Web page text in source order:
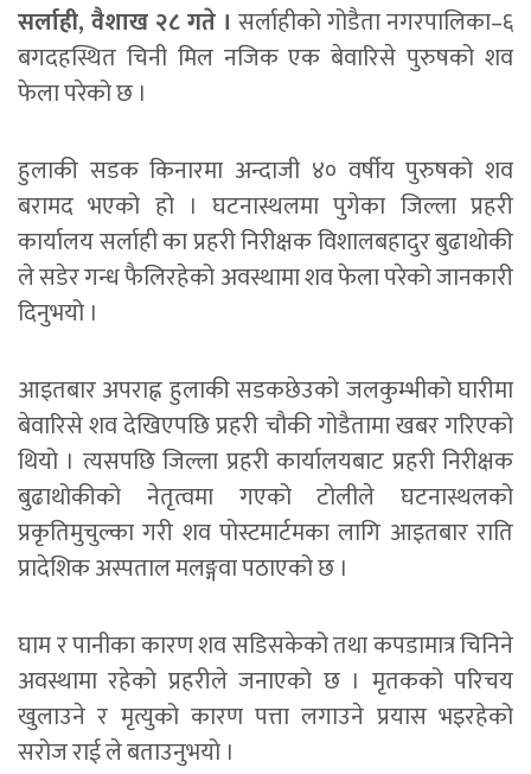
सर्लाही, वैशाख २८ गते । सर्लाहीको गोडैता नगरपालिका–६
बगदहस्थित चिनी मिल नजिक एक बेवारिसे पुरुषको शव
फेला परेको छ ।
हुलाकी सडक किनारमा अन्दाजी ४० वर्षीय पुरुषको शव
बरामद भएको हो । घटनास्थलमा पुगेका जिल्ला प्रहरी
कार्यालय सर्लाही का प्रहरी निरीक्षक विशालबहादुर बुढाथोकी
ले सडेर गन्ध फैलिरहेको अवस्थामा शव फेला परेको जानकारी
दिनुभयो ।
आइतबार अपराह्न हुलाकी सडकछेउको जलकुम्भीको घारीमा
बेवारिसे शव देखिएपछि प्रहरी चौकी गोडैतामा खबर गरिएको
थियो । त्यसपछि जिल्ला प्रहरी कार्यालयबाट प्रहरी निरीक्षक
बुढाथोकीको नेतृत्वमा गएको टोलीले घटनास्थलको
प्रकृतिमुचुल्का गरी शव पोस्टमार्टमका लागि आइतबार राति
प्रादेशिक अस्पताल मलङ्गवा पठाएको छ ।
घाम र पानीका कारण शव सडिसकेको तथा कपडामात्र चिनिने
अवस्थामा रहेको प्रहरीले जनाएको छ । मृतकको परिचय
खुलाउने र मृत्युको कारण पत्ता लगाउने प्रयास भइरहेको
सरोज राई ले बताउनुभयो ।